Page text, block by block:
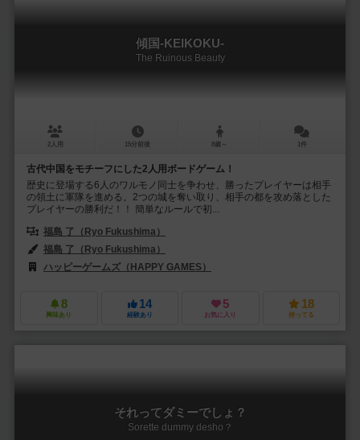
傾国-KEIKOKU-
The Ruinous Beauty
2人用 15分前後 8歳～ 1件
古代中国をモチーフにした2人用ボードゲーム！
歴史に登場する6人のワルモノ同士を争わせ、勝ったプレイヤーは相手
の領土に軍隊を進める。2つの城を奪い取り、相手の都を攻め落とした
プレイヤーの勝利だ！！ 簡単なルールで初...
福島 了（Ryo Fukushima）
福島 了（Ryo Fukushima）
ハッピーゲームズ（HAPPY GAMES）
8
興味あり
14
経験あり
5
お気に入り
18
持ってる
それってダミーでしょ？
Sorette dummy desho？